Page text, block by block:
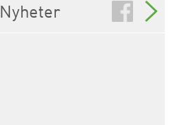
Nyheter